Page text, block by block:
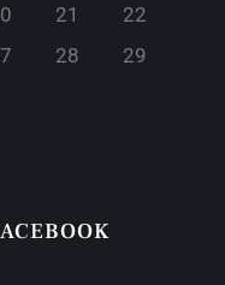
21
22
28
29